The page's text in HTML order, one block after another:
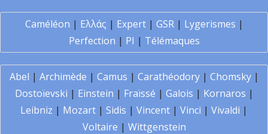
Caméléon | Ελλάς | Expert| GSR| Lygerismes |
Perfection | PI | Télémaques
Abel | Archimède | Camus | Carathéodory| Chomsky|
Dostoïevski | Einstein | Fraïssé | Galois | Kornaros |
Leibniz | Mozart | Sidis | Vincent | Vinci | Vivaldi |
Voltaire | Wittgenstein